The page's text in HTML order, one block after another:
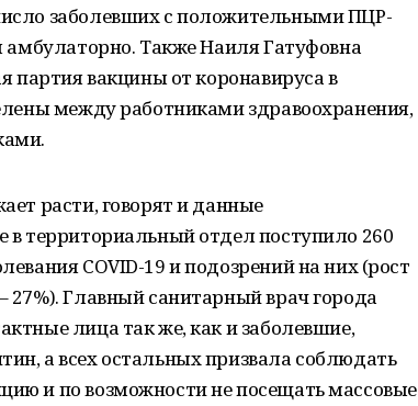
заболевших с положительными ПЦР-
амбулаторно. Также Наиля Гатуфовна
партия вакцины от коронавируса в
между работниками здравоохранения,
расти, говорят и данные
территориальный отдел поступило 260
COVID-19 и подозрений на них (рост
Главный санитарный врач города
лица так же, как и заболевшие,
а всех остальных призвала соблюдать
и по возможности не посещать массовые